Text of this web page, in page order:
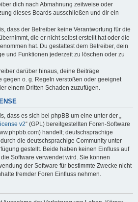
dich nach Abmahnung zeitweise oder
dieses Boards ausschließen und dir ein
dass der Betreiber keine Verantwortung für die
die er nicht selbst erstellt hat oder die
hat. Du gestattest dem Betreiber, dein
und Funktionen jederzeit zu löschen oder zu
darüber hinaus, deine Beiträge
gegen o. g. Regeln verstoßen oder geeignet
einem Dritten Schaden zuzufügen.
dass es sich bei phpBB um eine unter der „
v2“ (GPL) bereitgestellten Foren-Software
handelt; deutschsprachige
die deutschsprachige Community unter
gestellt. Beide haben keinen Einfluss auf
Software verwendet wird. Sie können
der Software für bestimmte Zwecke nicht
fremder Foren Einfluss nehmen.